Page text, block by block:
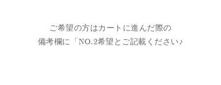
ご希望の方はカートに進んだ際の
備考欄に「NO.2希望とご記載ください♪